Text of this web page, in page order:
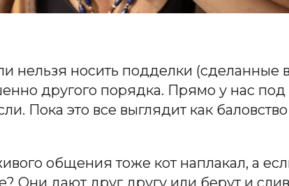
нельзя носить подделки (сделанные
другого порядка. Прямо у нас
Пока это все выглядит как
общения тоже кот наплакал, а
Они дают друг другу или берут и